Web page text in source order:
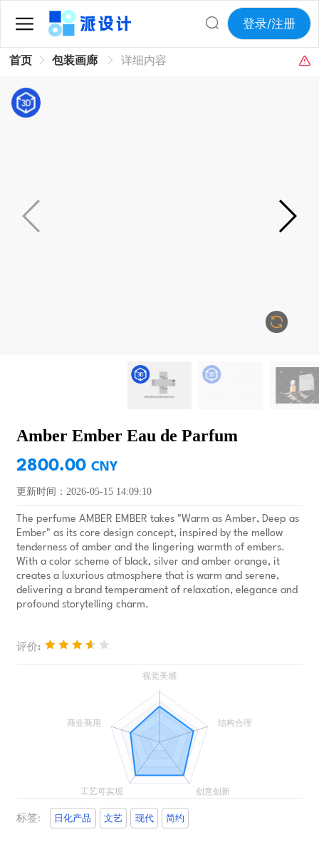
登录/注册
首页 包装画廊 详细内容
Amber Ember Eau de Parfum
2800.00 CNY
更新时间：2026-05-15 14:09:10
The perfume AMBER EMBER takes "Warm as Amber, Deep as
Ember" as its core design concept, inspired by the mellow
tenderness of amber and the lingering warmth of embers.
With a color scheme of black, silver and amber orange, it
creates a luxurious atmosphere that is warm and serene,
delivering a brand temperament of relaxation, elegance and
profound storytelling charm.
评价:
标签: 日化产品 文艺 现代 简约